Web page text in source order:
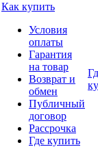
Как купить
Условия
оплаты
Гарантия
на товар
Возврат и
обмен
Публичный
договор
Рассрочка
Где купить